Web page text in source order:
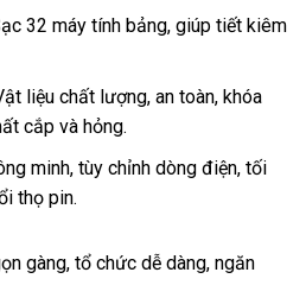
32 máy tính bảng, giúp tiết kiêm
liệu chất lượng, an toàn, khóa
cắp và hỏng.
minh, tùy chỉnh dòng điện, tối
thọ pin.
gàng, tổ chức dễ dàng, ngăn